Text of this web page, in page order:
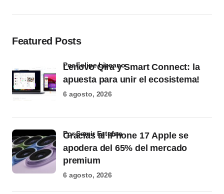
Featured Posts
Lenovo Qira y Smart Connect: la
apuesta para unir el ecosistema!
por Felipe Lizcano
6 agosto, 2026
Gracias al iPhone 17 Apple se
apodera del 65% del mercado
premium
por Samir Estefan
6 agosto, 2026